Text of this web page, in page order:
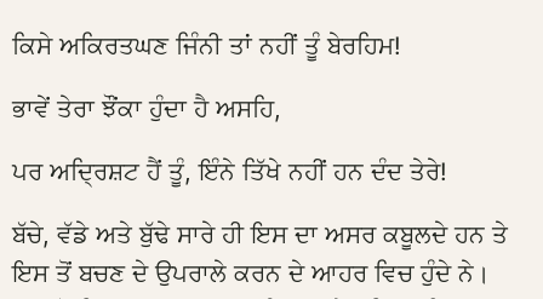
ਕਿਸੇ ਅਕਿਰਤਘਣ ਜਿੰਨੀ ਤਾਂ ਨਹੀਂ ਤੂੰ ਬੇਰਹਿਮ!
ਭਾਵੇਂ ਤੇਰਾ ਝੌਂਕਾ ਹੁੰਦਾ ਹੈ ਅਸਹਿ,
ਪਰ ਅਦ੍ਰਿਸ਼ਟ ਹੈਂ ਤੂੰ, ਇੰਨੇ ਤਿੱਖੇ ਨਹੀਂ ਹਨ ਦੰਦ ਤੇਰੇ!
ਬੱਚੇ, ਵੱਡੇ ਅਤੇ ਬੁੱਢੇ ਸਾਰੇ ਹੀ ਇਸ ਦਾ ਅਸਰ ਕਬੂਲਦੇ ਹਨ ਤੇ
ਇਸ ਤੋਂ ਬਚਣ ਦੇ ਉਪਰਾਲੇ ਕਰਨ ਦੇ ਆਹਰ ਵਿਚ ਹੁੰਦੇ ਨੇ।